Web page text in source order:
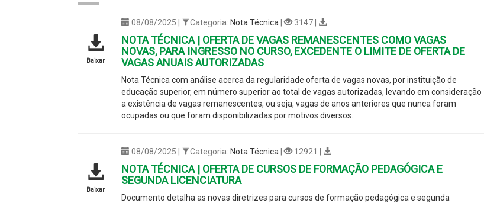
Baixar
08/08/2025 | Categoria: Nota Técnica | 3147 |
NOTA TÉCNICA | OFERTA DE VAGAS REMANESCENTES COMO VAGAS
NOVAS, PARA INGRESSO NO CURSO, EXCEDENTE O LIMITE DE OFERTA DE
VAGAS ANUAIS AUTORIZADAS
Nota Técnica com análise acerca da regularidade oferta de vagas novas, por instituição de
educação superior, em número superior ao total de vagas autorizadas, levando em consideração
a existência de vagas remanescentes, ou seja, vagas de anos anteriores que nunca foram
ocupadas ou que foram disponibilizadas por motivos diversos.
Baixar
08/08/2025 | Categoria: Nota Técnica | 12921 |
NOTA TÉCNICA | OFERTA DE CURSOS DE FORMAÇÃO PEDAGÓGICA E
SEGUNDA LICENCIATURA
Documento detalha as novas diretrizes para cursos de formação pedagógica e segunda